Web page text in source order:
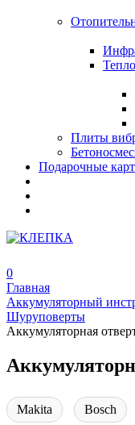
Плиты
Подарочные
0
Главная
Аккумуляторный
Шуруповерты
Аккумуляторная
Makita Bosch